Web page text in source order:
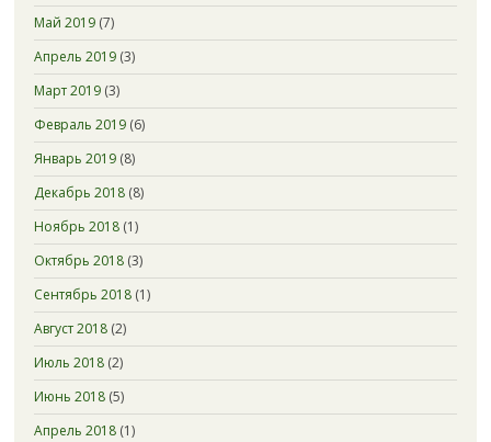
Май 2019(7)
Апрель 2019(3)
Март 2019(3)
Февраль 2019(6)
Январь 2019(8)
Декабрь 2018(8)
Ноябрь 2018(1)
Октябрь 2018(3)
Сентябрь 2018(1)
Август 2018(2)
Июль 2018(2)
Июнь 2018(5)
Апрель 2018(1)